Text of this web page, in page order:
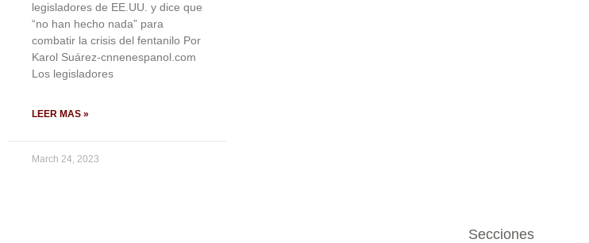
legisladores de EE.UU. y dice que
“no han hecho nada” para
combatir la crisis del fentanilo Por
Karol Suárez-cnnenespanol.com
Los legisladores
LEER MAS »
March 24, 2023
Secciones